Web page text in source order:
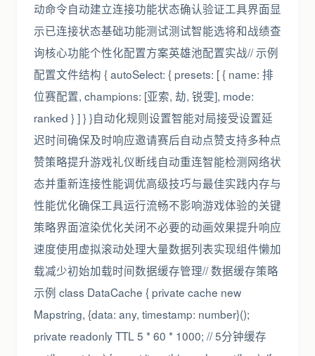
动命令自动建立连接功能状态确认验证工具界面显
示已连接状态基础功能测试测试智能选将和战绩查
询核心功能个性化配置方案英雄池配置实战// 示例
配置文件结构 { autoSelect: { presets: [ { name: 排
位赛配置, champions: [亚索, 劫, 锐雯], mode:
ranked } ] } }自动化规则设置智能对局接受设置延
迟时间确保及时响应邀请赛后自动点赞支持多种点
赞策略提升游戏礼仪断线自动重连智能检测网络状
态并重新连接性能调优高级技巧与最佳实践内存与
性能优化确保工具运行流畅不影响游戏体验的关键
策略界面渲染优化关闭不必要的动画效果提升响应
速度使用虚拟滚动处理大量数据列表实现组件懒加
载减少初始加载时间数据缓存管理// 数据缓存策略
示例 class DataCache { private cache new
Mapstring, {data: any, timestamp: number}();
private readonly TTL 5 * 60 * 1000; // 5分钟缓存